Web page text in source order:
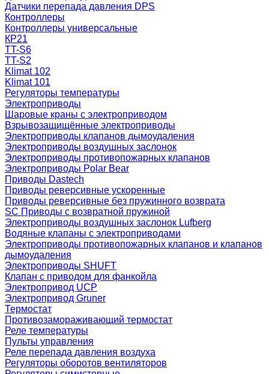
Датчики перепада давления DPS
Контроллеры
Контроллеры универсальные
КР21
TT-S6
TT-S2
Klimat 102
Klimat 101
Регуляторы температуры
Электроприводы
Шаровые краны с электроприводом
Взрывозащищённые электроприводы
Электроприводы клапанов дымоудаления
Электроприводы воздушных заслонок
Электроприводы противопожарных клапанов
Электроприводы Polar Bear
Приводы Dastech
Приводы реверсивные ускоренные
Приводы реверсивные без пружинного возврата
SC Приводы с возвратной пружиной
Электроприводы воздушных заслонок Lufberg
Водяные клапаны с электроприводами
Электроприводы противопожарных клапанов и клапанов
дымоудаления
Электроприводы SHUFT
Клапан с приводом для фанкойла
Электропривод UCP
Электропривод Gruner
Термостат
Противозамораживающий термостат
Реле температуры
Пульты управления
Реле перепада давления воздуха
Регуляторы оборотов вентиляторов